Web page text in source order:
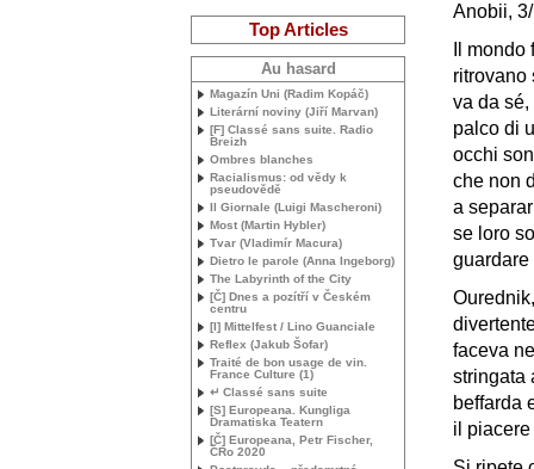
Anobii,
Il
ritrovano
va da sé,
palco di
occhi
che non
a
se loro
guardare
faceva
stringata
beffarda
il
Top Articles
Au hasard
Magazín Uni (Radim Kopáč)
Literární noviny (Jiří Marvan)
[F] Classé sans suite. Radio
Breizh
Ombres blanches
Racialismus: od vědy k
pseudovědě
Il Giornale (Luigi Mascheroni)
Most (Martin Hybler)
Tvar (Vladimír Macura)
Dietro le parole (Anna Ingeborg)
The Labyrinth of the City
[Č] Dnes a pozítří v Českém
centru
[I] Mittelfest / Lino Guanciale
Reflex (Jakub Šofar)
Traité de bon usage de vin.
France Culture (1)
↵ Classé sans suite
[S] Europeana. Kungliga
Dramatiska Teatern
[Č] Europeana, Petr Fischer,
ČRo 2020